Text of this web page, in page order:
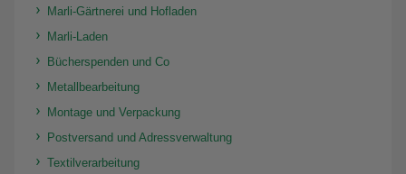
Marli-Gärtnerei und Hofladen
Marli-Laden
Bücherspenden und Co
Metallbearbeitung
Montage und Verpackung
Postversand und Adressverwaltung
Textilverarbeitung